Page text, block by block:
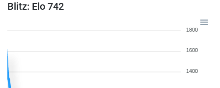
Blitz: Elo 742
1800
1600
1400